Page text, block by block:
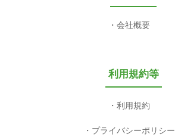
会社概要
利用規約等
利用規約
プライバシーポリシー